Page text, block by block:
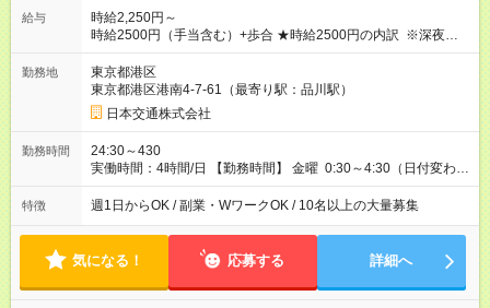
給与
時給2,250円～
時給2500円（手当含む）+歩合 ★時給2500円の内訳 ※深夜手当
含む ・基本時給：1750円 ・燃料手当：375円 ・通信手当：125
円 ・特別手当：250円 ※ ※特別手当250円は期間限定の金額で
す。（2026年10月15日まで） それ以降は変更となる可能性があ
ります。 ───────────────── ■研修について 営業所に
て入社手続き・ドラレコの設定・研修などを10時間行います。
となります。 【試用期間】試用期間あり 試用期間の長さ：5ヶ
月 ※ 雇用形態と給与に、本採用時と異なる部分があります。 雇
期間中、最初の10時間で研修が行われ、研修（10時間）中は、
時給1，250円となります。 研修終了後、給与は本採用時と同様
勤務地
東京都港区
東京都港区港南4-7-61（最寄り駅：品川駅）
日本交通株式会社
勤務時間
24:30～430
実働時間：4時間/日 【勤務時間】 金曜 0:30～4:30（日付変わっ
た土曜日深夜） 上記以外にも、下記のシフトでの勤務も可能 平
日 7:00～11:00 ※雨や猛暑の日などは勤務可能時間が臨時拡大
特徴 週1日からOK / 副業・WワークOK / 10名以上の大量募集
気になる！ 応募する 詳細へ